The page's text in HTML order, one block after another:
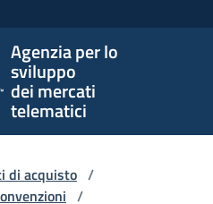
Agenzia per lo
sviluppo
dei mercati
telematici
di acquisto /
/